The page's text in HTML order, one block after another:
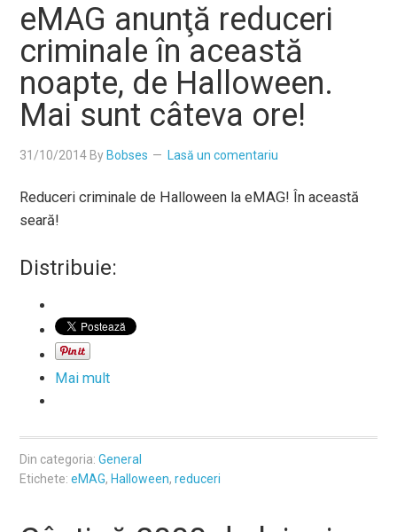
eMAG anunţă reduceri
criminale în această
noapte, de Halloween.
Mai sunt câteva ore!
31/10/2014 By Bobses Lasă un comentariu
Reduceri criminale de Halloween la eMAG! În această
seară!
Distribuie:
Mai mult
Din categoria:General
Etichete:eMAG, Halloween,reduceri